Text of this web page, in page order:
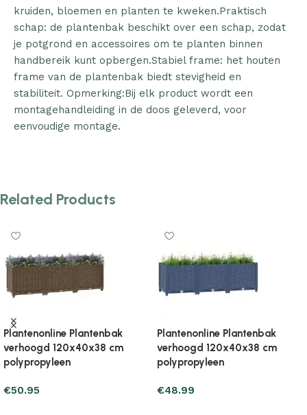
kruiden, bloemen en planten te kweken.Praktisch
schap: de plantenbak beschikt over een schap, zodat
je potgrond en accessoires om te planten binnen
handbereik kunt opbergen.Stabiel frame: het houten
frame van de plantenbak biedt stevigheid en
stabiliteit. Opmerking:Bij elk product wordt een
montagehandleiding in de doos geleverd, voor
eenvoudige montage.
Related Products
Plantenonline Plantenbak
verhoogd 120x40x71 cm
polypropyleen
€78.39
Plantenonline Plantenbak
verhoogd 120x40x71 cm
polypropyleen
€71.53